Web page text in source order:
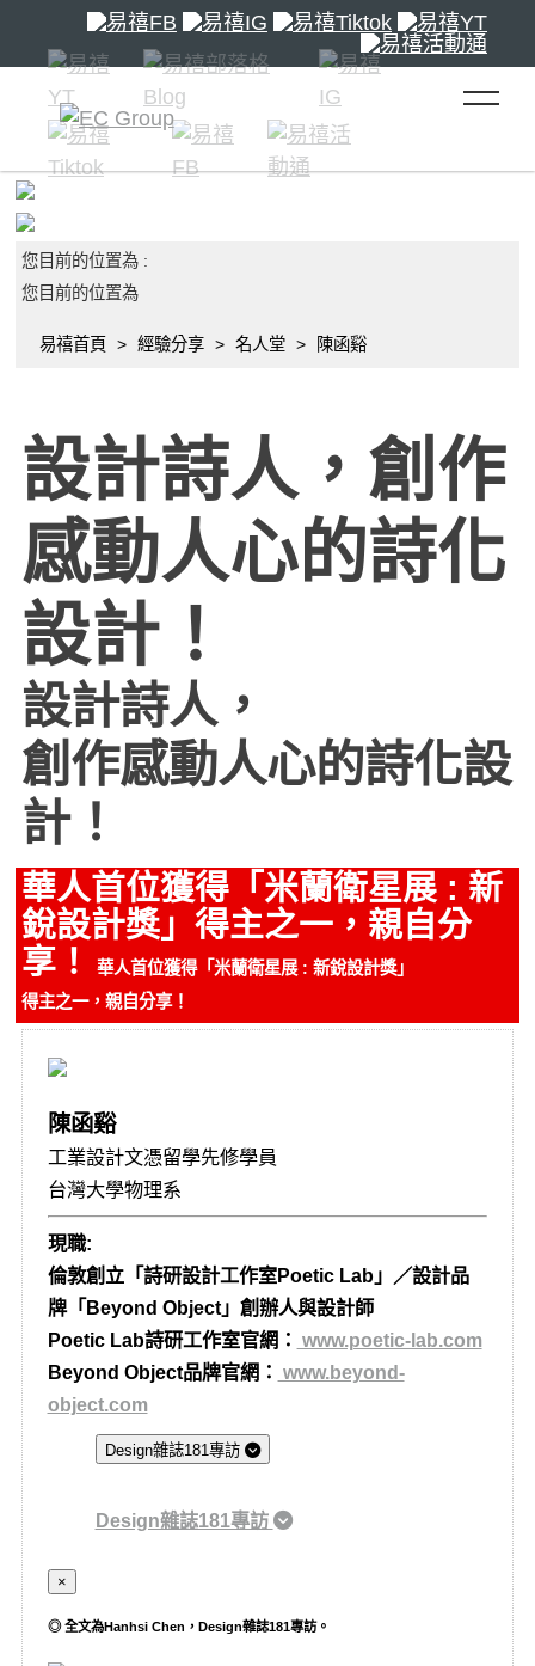
toggle
您目前的位置為 :
您目前的位置為
易禧首頁 經驗分享 名人堂 陳函谿
設計詩人，創作
感動人心的詩化
設計！
設計詩人，
創作感動人心的詩化設
計！
華人首位獲得「米蘭衛星展 : 新
銳設計獎」得主之一，親自分
享！
華人首位獲得「米蘭衛星展 : 新銳設計獎」
得主之一，親自分享！
陳函谿
工業設計文憑留學先修學員
台灣大學物理系
現職:
倫敦創立「詩研設計工作室Poetic Lab」／設計品
牌「Beyond Object」創辦人與設計師
Poetic Lab詩研工作室官網： www.poetic-lab.com
Beyond Object品牌官網： www.beyond-
object.com
Design雜誌181專訪
Design雜誌181專訪
×
◎ 全文為Hanhsi Chen，Design雜誌181專訪。